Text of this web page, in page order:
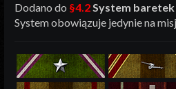
Dodano do §4.2System baretek
System obowiązuje jedynie na